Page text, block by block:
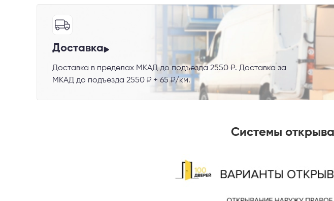
Доставка
Доставка в пределах МКАД до подъезда 2550 ₽. Доставка за
МКАД до подъезда 2550 ₽ + 65 ₽/км.
Системы